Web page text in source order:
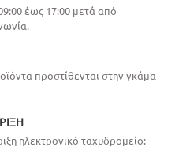
έως 17:00 μετά από
προστίθενται στην γκάμα
ηλεκτρονικό ταχυδρομείο: